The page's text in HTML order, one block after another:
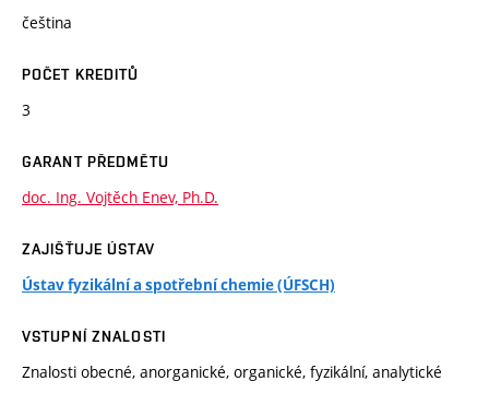
čeština
POČET KREDITŮ
3
GARANT PŘEDMĚTU
doc. Ing. Vojtěch Enev, Ph.D.
ZAJIŠŤUJE ÚSTAV
Ústav fyzikální a spotřební chemie (ÚFSCH)
VSTUPNÍ ZNALOSTI
Znalosti obecné, anorganické, organické, fyzikální, analytické